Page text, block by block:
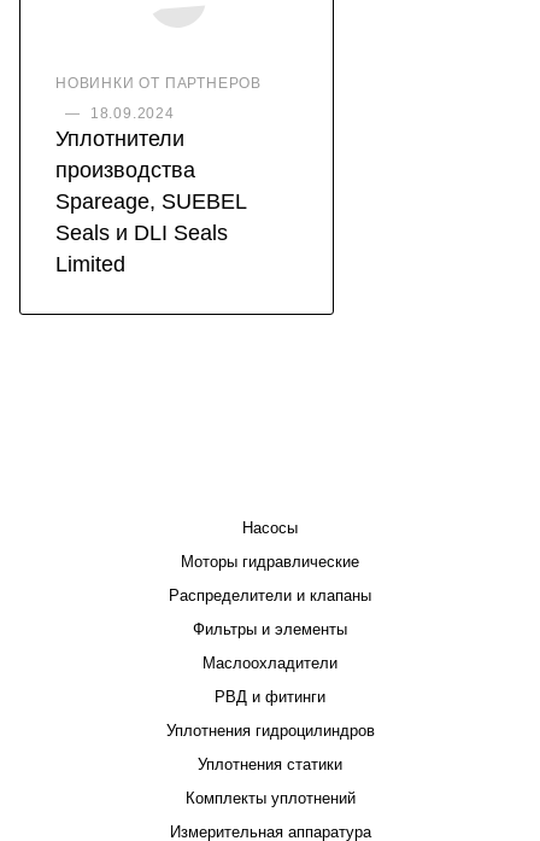
НОВИНКИ ОТ ПАРТНЕРОВ
—
18.09.2024
Уплотнители
производства
Spareage, SUEBEL
Seals и DLI Seals
Limited
Насосы
Моторы гидравлические
Распределители и клапаны
Фильтры и элементы
Маслоохладители
РВД и фитинги
Уплотнения гидроцилиндров
Уплотнения статики
Комплекты уплотнений
Измерительная аппаратура